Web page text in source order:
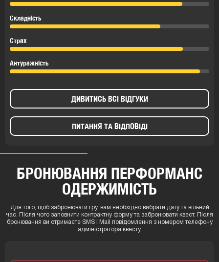
Складність
Страх
Антуражність
ДИВИТИСЬ ВСІ ВІДГУКИ
ПИТАННЯ ТА ВІДПОВІДІ
БРОНЮВАННЯ ПЕРФОРМАНС
ОДЕРЖИМІСТЬ
Для того, щоб забронювати гру, вам необхідно вибрати дату та вільний
час. Після чого заповнити контрактну форму та забронювати квест. Після
бронювання ви отримаєте SMS і Mail повідомлення з номером телефону
адміністратора квесту.